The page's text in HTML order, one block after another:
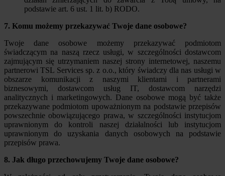
podstawie art. 6 ust. 1 lit. b) RODO.
7. Komu możemy przekazywać Twoje dane osobowe?
Twoje dane osobowe możemy przekazywać podmiotom
świadczącym na naszą rzecz usługi, w szczególności dostawcom
zajmującym się utrzymaniem naszej strony internetowej, naszemu
partnerowi TSL Services sp. z o.o., który świadczy dla nas usługi w
obszarze komunikacji z naszymi klientami i partnerami
biznesowymi, dostawcom usług IT, dostawcom narzędzi
analitycznych i marketingowych. Dane osobowe mogą być także
przekazywane podmiotom upoważnionym na podstawie przepisów
powszechnie obowiązującego prawa, w szczególności instytucjom
uprawnionym do kontroli naszej działalności lub instytucjom
uprawnionym do uzyskania danych osobowych na podstawie
przepisów prawa.
8. Jak długo przechowujemy Twoje dane osobowe?